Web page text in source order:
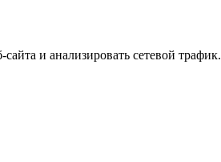
и анализировать сетевой трафик.